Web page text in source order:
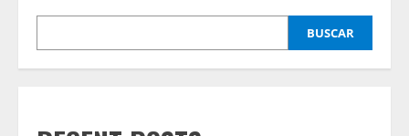
BUSCAR